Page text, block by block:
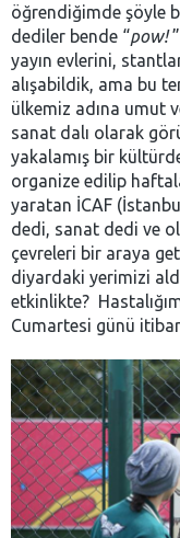
öğrendiğimde şöyle
dediler bende “pow!
yayın evlerini,
alışabildik, ama bu
ülkemiz adına umut
sanat dalı olarak
yakalamış bir
organize edilip
yaratan İCAF
dedi, sanat dedi ve
çevreleri bir araya
diyardaki yerimizi
etkinlikte?
Cumartesi günü